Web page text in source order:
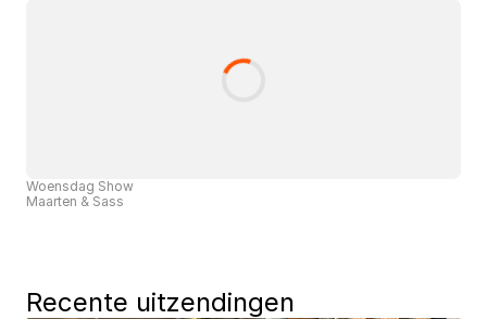
Woensdag Show
Maarten & Sass
Recente uitzendingen